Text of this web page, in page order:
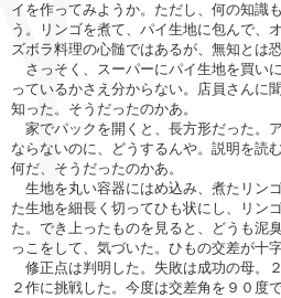
イを作ってみようか。ただし、何の知識
う。リンゴを煮て、パイ生地に包んで、
ズボラ料理の心髄ではあるが、無知とは恐
さっそく、スーパーにパイ生地を買い
っているかさえ分からない。店員さんに
知った。そうだったのかあ。
家でパックを開くと、長方形だった。
ならないのに、どうするんや。説明を読
何だ、そうだったのかあ。
生地を丸い容器にはめ込み、煮たリン
た生地を細長く切ってひも状にし、リン
た。でき上ったものを見ると、どうも泥
っこをして、気づいた。ひもの交差が十
修正点は判明した。失敗は成功の母。
２作に挑戦した。今度は交差角を９０度